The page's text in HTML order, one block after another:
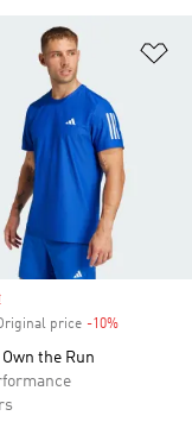
price -10%
the Run